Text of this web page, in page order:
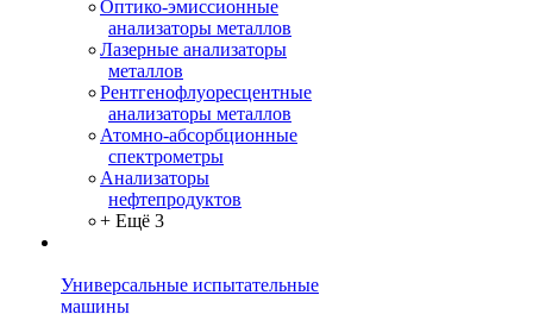
Оптико-эмиссионные
анализаторы металлов
Лазерные анализаторы
металлов
Рентгенофлуоресцентные
анализаторы металлов
Атомно-абсорбционные
спектрометры
Анализаторы
нефтепродуктов
+ Ещё 3
Универсальные испытательные
машины